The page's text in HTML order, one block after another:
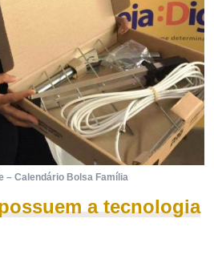
– Calendário Bolsa Família
a tecnologia